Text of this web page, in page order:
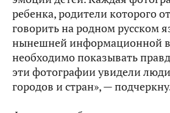
ребенка, родители которого
говорить на родном русском
нынешней информационной
необходимо показывать
эти фотографии увидели
городов и стран», —